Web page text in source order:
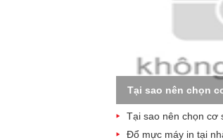
Tại sao nên chọn
Tại sao nên chọn cơ
Đổ mực máy in tại